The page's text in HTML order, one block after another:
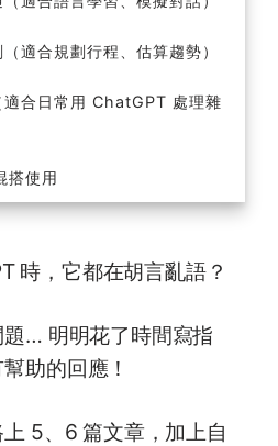
適合規劃行程、估算趨勢）
合日常用 ChatGPT 處理雜
搭使用
時，它都在胡言亂語？
… 明明花了時間寫指
助的回應！
5、6 篇文章，加上自